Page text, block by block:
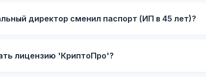
директор сменил паспорт (ИП в 45 лет)?
лицензию 'КриптоПро'?